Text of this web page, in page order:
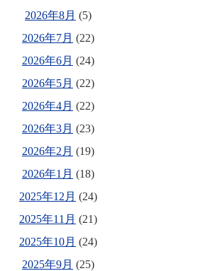
2026年8月 (5)
2026年7月 (22)
2026年6月 (24)
2026年5月 (22)
2026年4月 (22)
2026年3月 (23)
2026年2月 (19)
2026年1月 (18)
2025年12月 (24)
2025年11月 (21)
2025年10月 (24)
2025年9月 (25)